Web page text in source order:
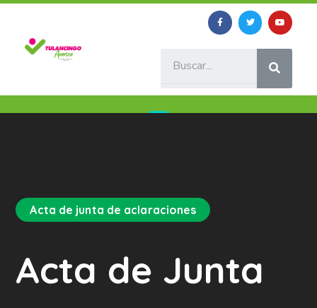
Acta de junta de aclaraciones
Acta de Junta